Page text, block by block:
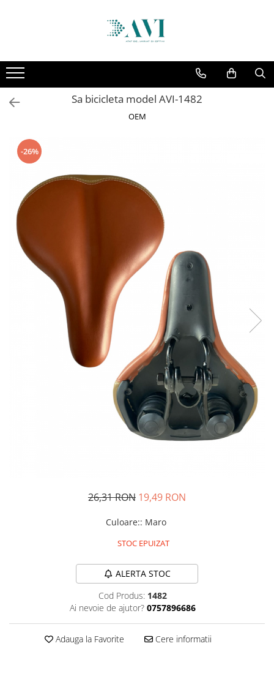
Casa
Accesorii uscatoare rufe
Aparate electrocasnice & accesorii
Aparate si accesorii intretinere
Accesorii pentru ochelari si lentile
de contact
Perii de par si piepteni
Unghiere si clesti manichiura &
pedichiura
Baie
Baterii sanitare baie
Coloane de dus si seturi de dus
Odorizant toaleta
Oglinzi si mobilier baie
Ascutitoare cutite
Baterii sanitare bucatarie
Cantare de bucatarie
Curatatoare legume si fructe
Cantare electronice comerciale
Manusi bucatarie
Manusi unica folosinta
Maturi, Mopuri si galeti
Sa bicicleta model AVI-1482
OEM
-26%
26,31 RON 19,49 RON
Culoare:: Maro
STOC EPUIZAT
ALERTA STOC
Cod Produs: 1482
Ai nevoie de ajutor? 0757896686
Adauga la Favorite Cere informatii